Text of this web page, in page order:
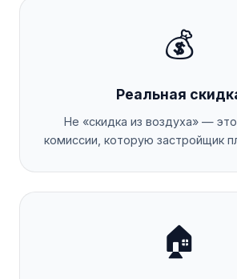
💰
Реальная
Не «скидка из воздуха» —
комиссии, которую застройщик
🏠